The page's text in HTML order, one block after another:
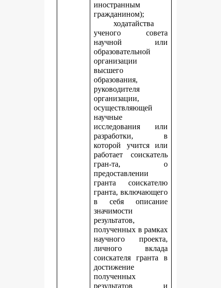
иностранным
гражданином);
ходатайства
ученого совета
научной или
образовательной
организации
высшего
образования,
руководителя
организации,
осуществляющей
научные
исследования или
разработки, в
которой учится или
работает соискатель
гран-та, о
предоставлении
гранта соискателю
гранта, включающего
в себя описание
значимости
результатов,
полученных в рамках
научного проекта,
личного вклада
соискателя гранта в
достижение
полученных
результатов и